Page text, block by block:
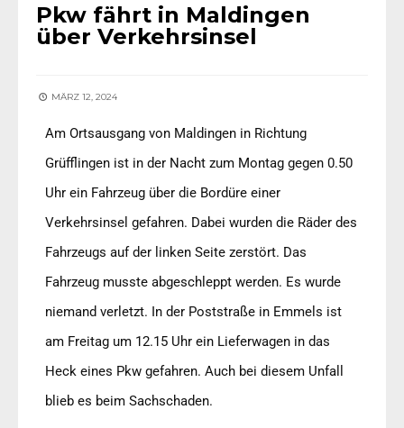
Pkw fährt in Maldingen
über Verkehrsinsel
MÄRZ 12, 2024
Am Ortsausgang von Maldingen in Richtung
Grüfflingen ist in der Nacht zum Montag gegen 0.50
Uhr ein Fahrzeug über die Bordüre einer
Verkehrsinsel gefahren. Dabei wurden die Räder des
Fahrzeugs auf der linken Seite zerstört. Das
Fahrzeug musste abgeschleppt werden. Es wurde
niemand verletzt. In der Poststraße in Emmels ist
am Freitag um 12.15 Uhr ein Lieferwagen in das
Heck eines Pkw gefahren. Auch bei diesem Unfall
blieb es beim Sachschaden.